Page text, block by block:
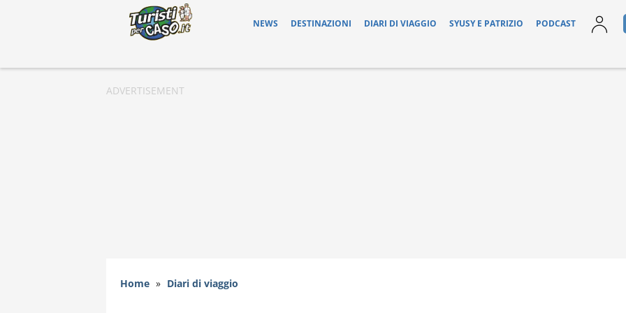
NEWS DESTINAZIONI DIARI DI VIAGGIO SYUSY E PATRIZIO PODCAST
Home » Diari di viaggio